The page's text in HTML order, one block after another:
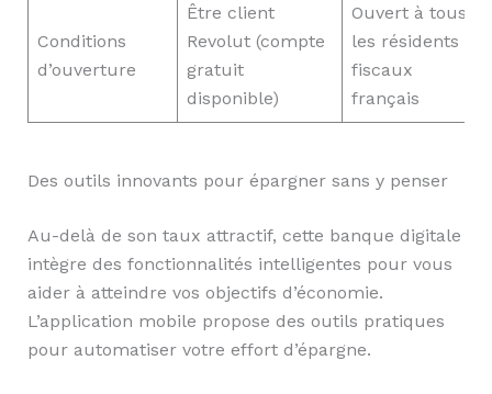
Conditions
d’ouverture
Être client
Revolut (compte
gratuit
disponible)
Ouvert à tous
les résidents
fiscaux
français
Des outils innovants pour épargner sans y penser
Au-delà de son taux attractif, cette banque digitale
intègre des fonctionnalités intelligentes pour vous
aider à atteindre vos objectifs d’économie.
L’application mobile propose des outils pratiques
pour automatiser votre effort d’épargne.